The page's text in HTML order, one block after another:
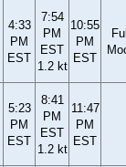
4:33
PM
EST
7:54
PM
EST
1.2 kt
10:55
PM
EST
5:23
PM
EST
8:41
PM
EST
1.2 kt
11:47
PM
EST